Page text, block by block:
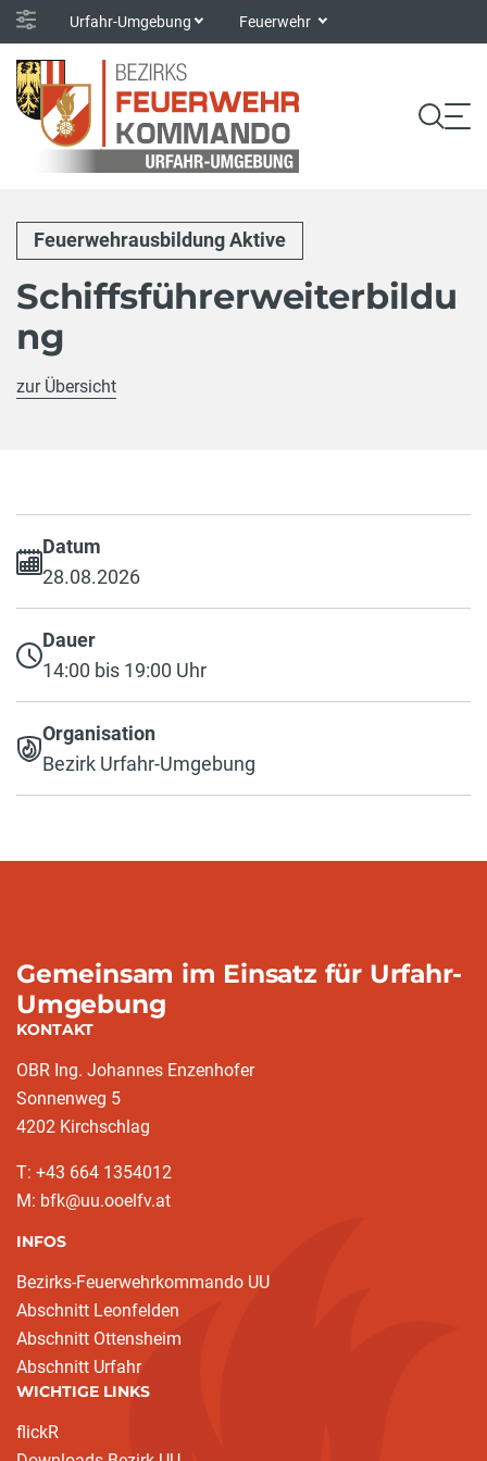
Urfahr-Umgebung Feuerwehr
Feuerwehrausbildung Aktive
Schiffsführerweiterbildu
ng
zur Übersicht
Datum
28.08.2026
Dauer
14:00 bis 19:00 Uhr
Organisation
Bezirk Urfahr-Umgebung
Gemeinsam im Einsatz für Urfahr-
Umgebung
KONTAKT
OBR Ing. Johannes Enzenhofer
Sonnenweg 5
4202 Kirchschlag
T: +43 664 1354012
M: bfk@uu.ooelfv.at
INFOS
Bezirks-Feuerwehrkommando UU
Abschnitt Leonfelden
Abschnitt Ottensheim
Abschnitt Urfahr
WICHTIGE LINKS
flickR